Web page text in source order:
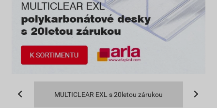
MULTICLEAR EXL s 20letou zárukou